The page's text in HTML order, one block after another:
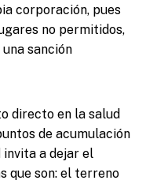
corporación, pues
no permitidos,
sanción
directo en la salud
de acumulación
invita a dejar el
que son: el terreno